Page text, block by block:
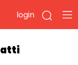
login